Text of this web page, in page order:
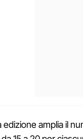
edizione amplia il